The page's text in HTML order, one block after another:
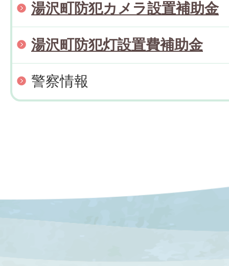
湯沢町防犯カメラ設置補助金
湯沢町防犯灯設置費補助金
警察情報